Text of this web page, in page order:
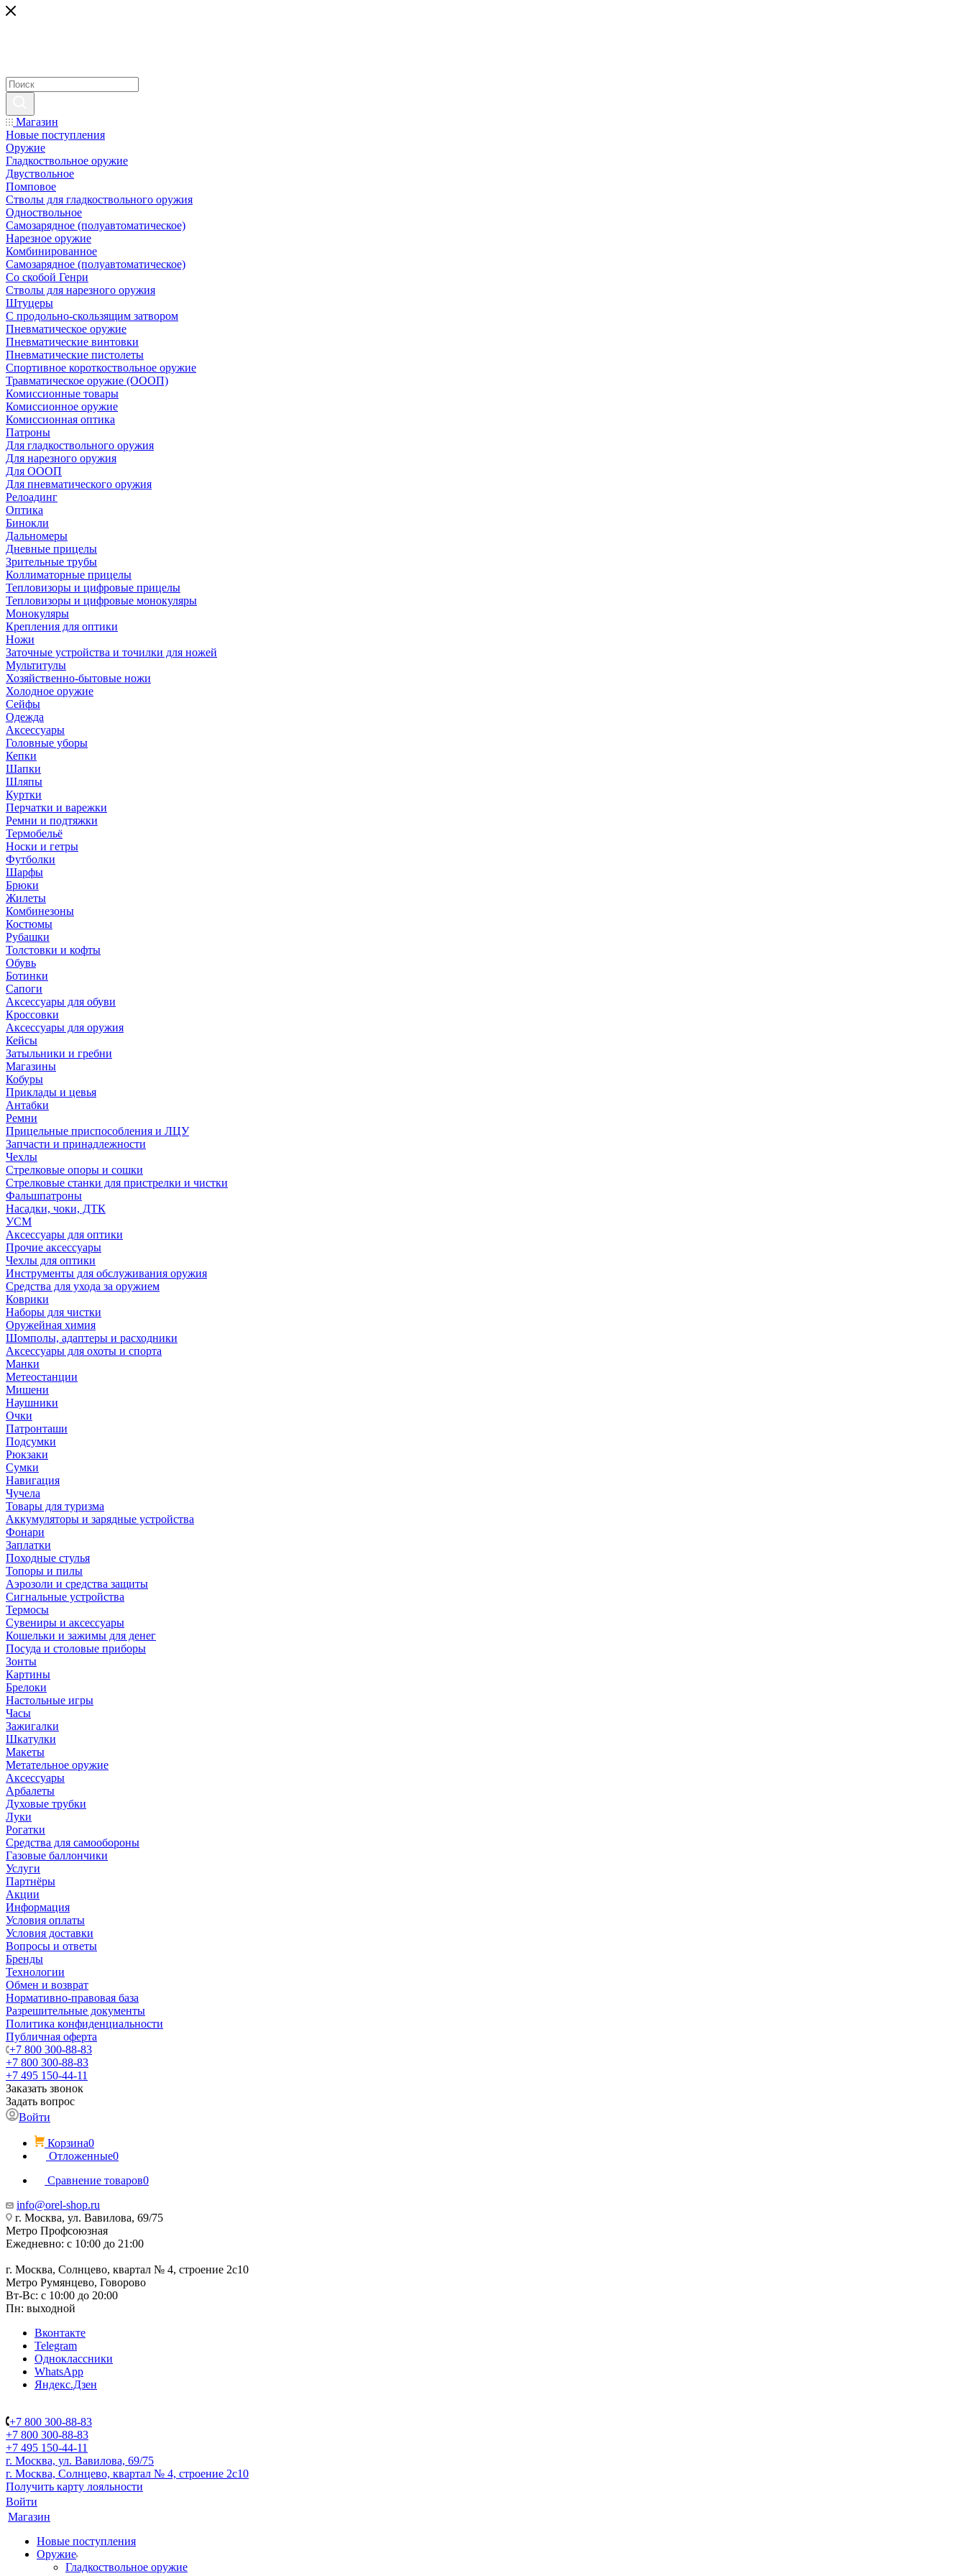
Магазин
Новые поступления
Оружие
Гладкоствольное оружие
Двуствольное
Помповое
Стволы для гладкоствольного оружия
Одноствольное
Самозарядное (полуавтоматическое)
Нарезное оружие
Комбинированное
Самозарядное (полуавтоматическое)
Со скобой Генри
Стволы для нарезного оружия
Штуцеры
С продольно-скользящим затвором
Пневматическое оружие
Пневматические винтовки
Пневматические пистолеты
Спортивное короткоствольное оружие
Травматическое оружие (ОООП)
Комиссионные товары
Комиссионное оружие
Комиссионная оптика
Патроны
Для гладкоствольного оружия
Для нарезного оружия
Для ОООП
Для пневматического оружия
Релоадинг
Оптика
Бинокли
Дальномеры
Дневные прицелы
Зрительные трубы
Коллиматорные прицелы
Тепловизоры и цифровые прицелы
Тепловизоры и цифровые монокуляры
Монокуляры
Крепления для оптики
Ножи
Заточные устройства и точилки для ножей
Мультитулы
Хозяйственно-бытовые ножи
Холодное оружие
Сейфы
Одежда
Аксессуары
Головные уборы
Кепки
Шапки
Шляпы
Куртки
Перчатки и варежки
Ремни и подтяжки
Термобельё
Носки и гетры
Футболки
Шарфы
Брюки
Жилеты
Комбинезоны
Костюмы
Рубашки
Толстовки и кофты
Обувь
Ботинки
Сапоги
Аксессуары для обуви
Кроссовки
Аксессуары для оружия
Кейсы
Затыльники и гребни
Магазины
Кобуры
Приклады и цевья
Антабки
Ремни
Прицельные приспособления и ЛЦУ
Запчасти и принадлежности
Чехлы
Стрелковые опоры и сошки
Стрелковые станки для пристрелки и чистки
Фальшпатроны
Насадки, чоки, ДТК
УСМ
Аксессуары для оптики
Прочие аксессуары
Чехлы для оптики
Инструменты для обслуживания оружия
Средства для ухода за оружием
Коврики
Наборы для чистки
Оружейная химия
Шомполы, адаптеры и расходники
Аксессуары для охоты и спорта
Манки
Метеостанции
Мишени
Наушники
Очки
Патронташи
Подсумки
Рюкзаки
Сумки
Навигация
Чучела
Товары для туризма
Аккумуляторы и зарядные устройства
Фонари
Заплатки
Походные стулья
Топоры и пилы
Аэрозоли и средства защиты
Сигнальные устройства
Термосы
Сувениры и аксессуары
Кошельки и зажимы для денег
Посуда и столовые приборы
Зонты
Картины
Брелоки
Настольные игры
Часы
Зажигалки
Шкатулки
Макеты
Метательное оружие
Аксессуары
Арбалеты
Духовые трубки
Луки
Рогатки
Средства для самообороны
Газовые баллончики
Услуги
Партнёры
Акции
Информация
Условия оплаты
Условия доставки
Вопросы и ответы
Бренды
Технологии
Обмен и возврат
Нормативно-правовая база
Разрешительные документы
Политика конфиденциальности
Публичная оферта
+7 800 300-88-83
+7 800 300-88-83
+7 495 150-44-11
Заказать звонок
Задать вопрос
Войти
Корзина0
Отложенные0
Сравнение товаров0
info@orel-shop.ru
г. Москва, ул. Вавилова, 69/75
Метро Профсоюзная
Ежедневно: с 10:00 до 21:00
г. Москва, Солнцево, квартал № 4, строение 2с10
Метро Румянцево, Говорово
Вт-Вс: с 10:00 до 20:00
Пн: выходной
Вконтакте
Telegram
Одноклассники
WhatsApp
Яндекс.Дзен
+7 800 300-88-83
+7 800 300-88-83
+7 495 150-44-11
г. Москва, ул. Вавилова, 69/75
г. Москва, Солнцево, квартал № 4, строение 2с10
Получить карту лояльности
Войти
Магазин
Новые поступления
Оружие
Гладкоствольное оружие